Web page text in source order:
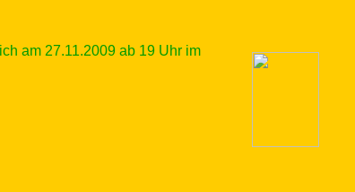
am 27.11.2009 ab 19 Uhr im